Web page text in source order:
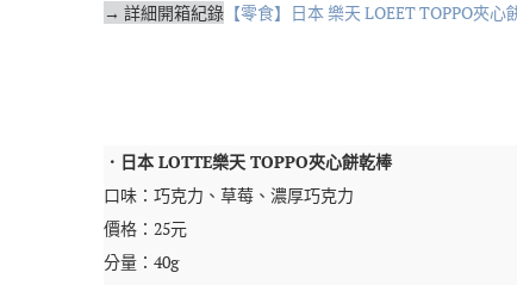
→ 詳細開箱紀錄 【零食】日本 樂天 LOEET TOPPO夾
．日本 LOTTE樂天 TOPPO夾心餅乾棒
口味：巧克力、草莓、濃厚巧克力
價格：25元
分量：40g